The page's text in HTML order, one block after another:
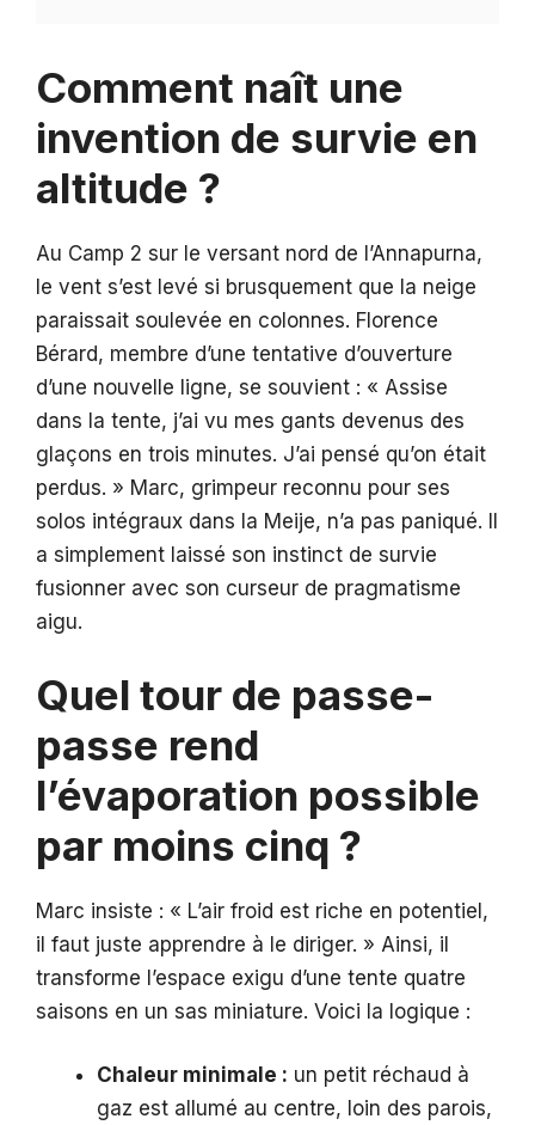
Comment naît une
invention de survie en
altitude ?
Au Camp 2 sur le versant nord de l’Annapurna,
le vent s’est levé si brusquement que la neige
paraissait soulevée en colonnes. Florence
Bérard, membre d’une tentative d’ouverture
d’une nouvelle ligne, se souvient : « Assise
dans la tente, j’ai vu mes gants devenus des
glaçons en trois minutes. J’ai pensé qu’on était
perdus. » Marc, grimpeur reconnu pour ses
solos intégraux dans la Meije, n’a pas paniqué. Il
a simplement laissé son instinct de survie
fusionner avec son curseur de pragmatisme
aigu.
Quel tour de passe-
passe rend
l’évaporation possible
par moins cinq ?
Marc insiste : « L’air froid est riche en potentiel,
il faut juste apprendre à le diriger. » Ainsi, il
transforme l’espace exigu d’une tente quatre
saisons en un sas miniature. Voici la logique :
Chaleur minimale : un petit réchaud à
gaz est allumé au centre, loin des parois,